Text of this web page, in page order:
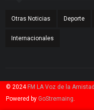
Otras Noticias Deporte
Internacionales
© 2024 FM LA Voz de la
Powered by GoStremaing.